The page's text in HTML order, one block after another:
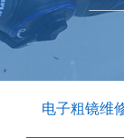
电子粗镜维